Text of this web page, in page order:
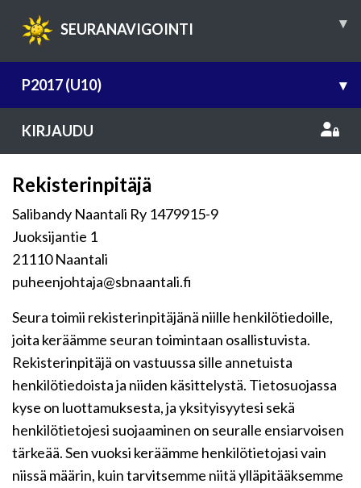
SEURANAVIGOINTI ▾
P2017 (U10) ▾
KIRJAUDU
Rekisterinpitäjä
Salibandy Naantali Ry 1479915-9
Juoksijantie 1
21110 Naantali
puheenjohtaja@sbnaantali.fi
Seura toimii rekisterinpitäjänä niille henkilötiedoille,
joita keräämme seuran toimintaan osallistuvista.
Rekisterinpitäjä on vastuussa sille annetuista
henkilötiedoista ja niiden käsittelystä. Tietosuojassa
kyse on luottamuksesta, ja yksityisyytesi sekä
henkilötietojesi suojaaminen on seuralle ensiarvoisen
tärkeää. Sen vuoksi keräämme henkilötietojasi vain
niissä määrin, kuin tarvitsemme niitä ylläpitääksemme